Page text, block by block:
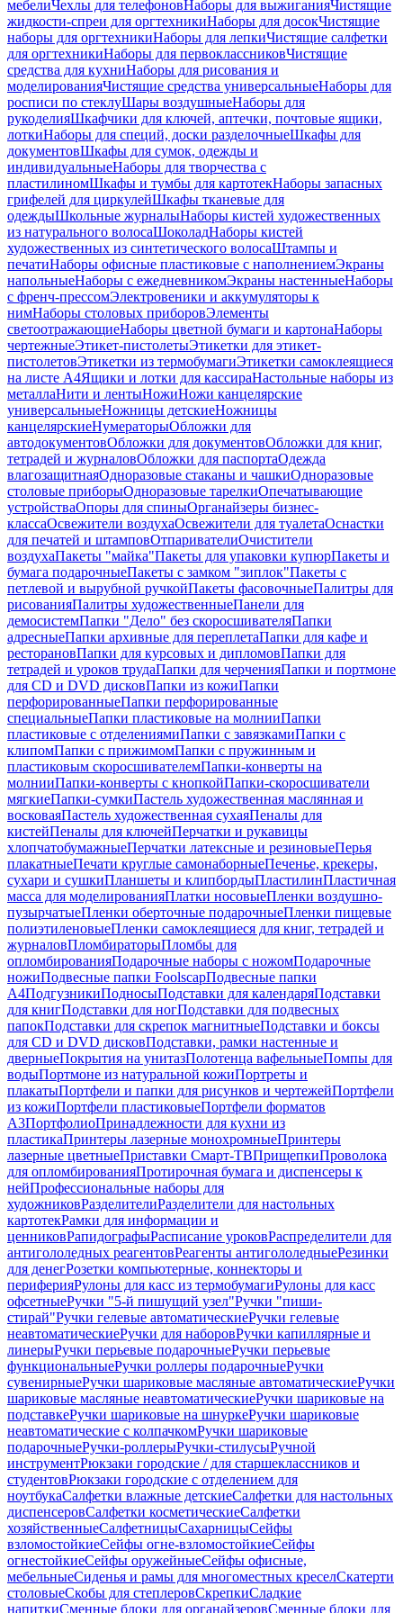
мебелиЧехлы для телефоновНаборы для выжиганияЧистящие
жидкости-спреи для оргтехникиНаборы для досокЧистящие
наборы для оргтехникиНаборы для лепкиЧистящие салфетки
для оргтехникиНаборы для первоклассниковЧистящие
средства для кухниНаборы для рисования и
моделированияЧистящие средства универсальныеНаборы для
росписи по стеклуШары воздушныеНаборы для
рукоделияШкафчики для ключей, аптечки, почтовые ящики,
лоткиНаборы для специй, доски разделочныеШкафы для
документовШкафы для сумок, одежды и
индивидуальныеНаборы для творчества с
пластилиномШкафы и тумбы для картотекНаборы запасных
грифелей для циркулейШкафы тканевые для
одеждыШкольные журналыНаборы кистей художественных
из натурального волосаШоколадНаборы кистей
художественных из синтетического волосаШтампы и
печатиНаборы офисные пластиковые с наполнениемЭкраны
напольныеНаборы с ежедневникомЭкраны настенныеНаборы
с френч-прессомЭлектровеники и аккумуляторы к
нимНаборы столовых приборовЭлементы
светоотражающиеНаборы цветной бумаги и картонаНаборы
чертежныеЭтикет-пистолетыЭтикетки для этикет-
пистолетовЭтикетки из термобумагиЭтикетки самоклеящиеся
на листе А4Ящики и лотки для кассираНастольные наборы из
металлаНити и лентыНожиНожи канцелярские
универсальныеНожницы детскиеНожницы
канцелярскиеНумераторыОбложки для
автодокументовОбложки для документовОбложки для книг,
тетрадей и журналовОбложки для паспортаОдежда
влагозащитнаяОдноразовые стаканы и чашкиОдноразовые
столовые приборыОдноразовые тарелкиОпечатывающие
устройстваОпоры для спиныОрганайзеры бизнес-
классаОсвежители воздухаОсвежители для туалетаОснастки
для печатей и штамповОтпаривателиОчистители
воздухаПакеты "майка"Пакеты для упаковки купюрПакеты и
бумага подарочныеПакеты с замком "зиплок"Пакеты с
петлевой и вырубной ручкойПакеты фасовочныеПалитры для
рисованияПалитры художественныеПанели для
демосистемПапки "Дело" без скоросшивателяПапки
адресныеПапки архивные для переплетаПапки для кафе и
ресторановПапки для курсовых и дипломовПапки для
тетрадей и уроков трудаПапки для черченияПапки и портмоне
для CD и DVD дисковПапки из кожиПапки
перфорированныеПапки перфорированные
специальныеПапки пластиковые на молнииПапки
пластиковые с отделениямиПапки с завязкамиПапки с
клипомПапки с прижимомПапки с пружинным и
пластиковым скоросшивателемПапки-конверты на
молнииПапки-конверты с кнопкойПапки-скоросшиватели
мягкиеПапки-сумкиПастель художественная маслянная и
восковаяПастель художественная сухаяПеналы для
кистейПеналы для ключейПерчатки и рукавицы
хлопчатобумажныеПерчатки латексные и резиновыеПерья
плакатныеПечати круглые самонаборныеПеченье, крекеры,
сухари и сушкиПланшеты и клипбордыПластилинПластичная
масса для моделированияПлатки носовыеПленки воздушно-
пузырчатыеПленки оберточные подарочныеПленки пищевые
полиэтиленовыеПленки самоклеящиеся для книг, тетрадей и
журналовПломбираторыПломбы для
опломбированияПодарочные наборы с ножомПодарочные
ножиПодвесные папки FoolscapПодвесные папки
А4ПодгузникиПодносыПодставки для календаряПодставки
для книгПодставки для ногПодставки для подвесных
папокПодставки для скрепок магнитныеПодставки и боксы
для CD и DVD дисковПодставки, рамки настенные и
дверныеПокрытия на унитазПолотенца вафельныеПомпы для
водыПортмоне из натуральной кожиПортреты и
плакатыПортфели и папки для рисунков и чертежейПортфели
из кожиПортфели пластиковыеПортфели форматов
А3ПортфолиоПринадлежности для кухни из
пластикаПринтеры лазерные монохромныеПринтеры
лазерные цветныеПриставки Смарт-ТВПрищепкиПроволока
для опломбированияПротирочная бумага и диспенсеры к
нейПрофессиональные наборы для
художниковРазделителиРазделители для настольных
картотекРамки для информации и
ценниковРапидографыРасписание уроковРаспределители для
антигололедных реагентовРеагенты антигололедныеРезинки
для денегРозетки компьютерные, коннекторы и
периферияРулоны для касс из термобумагиРулоны для касс
офсетныеРучки "5-й пишущий узел"Ручки "пиши-
стирай"Ручки гелевые автоматическиеРучки гелевые
неавтоматическиеРучки для наборовРучки капиллярные и
линерыРучки перьевые подарочныеРучки перьевые
функциональныеРучки роллеры подарочныеРучки
сувенирныеРучки шариковые масляные автоматическиеРучки
шариковые масляные неавтоматическиеРучки шариковые на
подставкеРучки шариковые на шнуркеРучки шариковые
неавтоматические с колпачкомРучки шариковые
подарочныеРучки-роллерыРучки-стилусыРучной
инструментРюкзаки городские / для старшеклассников и
студентовРюкзаки городские с отделением для
ноутбукаСалфетки влажные детскиеСалфетки для настольных
диспенсеровСалфетки косметическиеСалфетки
хозяйственныеСалфетницыСахарницыСейфы
взломостойкиеСейфы огне-взломостойкиеСейфы
огнестойкиеСейфы оружейныеСейфы офисные,
мебельныеСиденья и рамы для многоместных креселСкатерти
столовыеСкобы для степлеровСкрепкиСладкие
напиткиСменные блоки для органайзеровСменные блоки для